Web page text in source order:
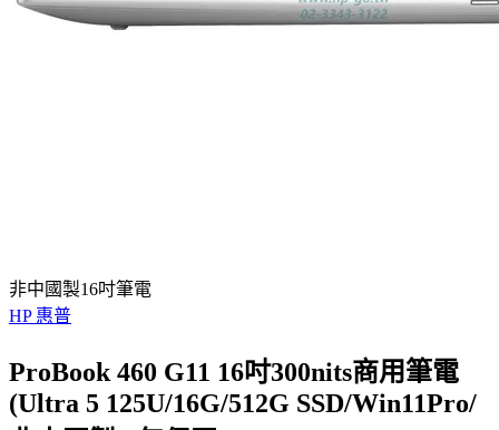
非中國製16吋筆電
HP 惠普
ProBook 460 G11 16吋300nits商用筆電
(Ultra 5 125U/16G/512G SSD/Win11Pro/